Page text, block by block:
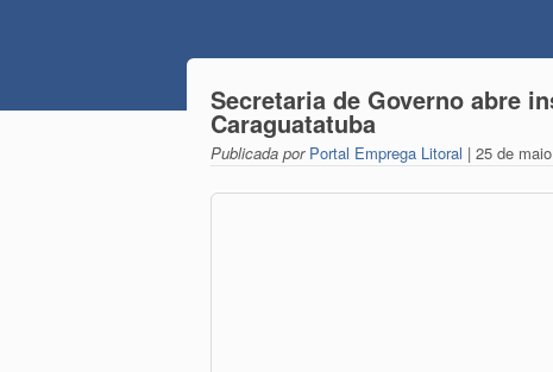
Secretaria de Governo abre
Caraguatatuba
Publicada por Portal Emprega Litoral | 25 de